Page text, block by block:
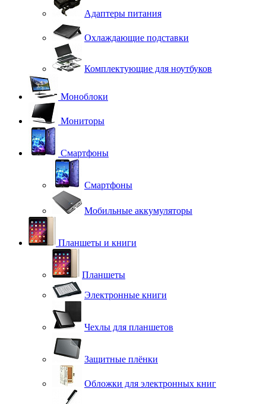
Адаптеры питания
Охлаждающие подставки
Комплектующие для ноутбуков
Моноблоки
Мониторы
Смартфоны
Смартфоны
Мобильные аккумуляторы
Планшеты и книги
Планшеты
Электронные книги
Чехлы для планшетов
Защитные плёнки
Обложки для электронных книг